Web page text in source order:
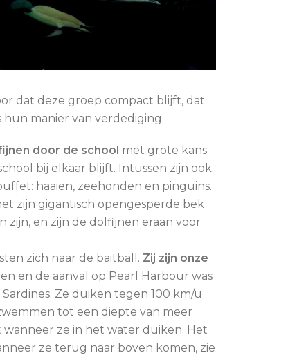
dat deze groep compact blijft, dat
hun manier van verdediging.
door de school met grote kans
bij elkaar blijft. Intussen zijn ook
haaien, zeehonden en pinguins.
zijn gigantisch opengesperde bek
zijn, en zijn de dolfijnen eraan voor
zich naar de baitball. Zij zijn onze
en de aanval op Pearl Harbour was
Ze duiken tegen 100 km/u
tot een diepte van meer
wanneer ze in het water duiken. Het
ze terug naar boven komen, zie